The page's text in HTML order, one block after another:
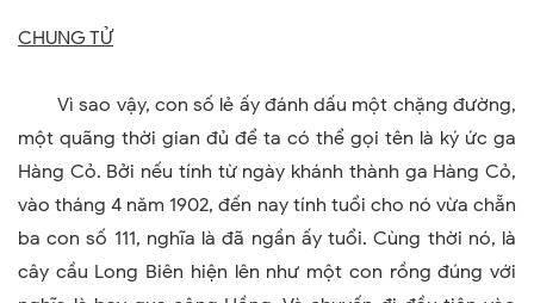
CHUNG TỬ
Vì sao vậy, con số lẻ ấy đánh dấu một chặng đường,
một quãng thời gian đủ để ta có thể gọi tên là ký ức ga
Hàng Cỏ. Bởi nếu tính từ ngày khánh thành ga Hàng Cỏ,
vào tháng 4 năm 1902, đến nay tính tuổi cho nó vừa chẵn
ba con số 111, nghĩa là đã ngần ấy tuổi. Cùng thời nó, là
cây cầu Long Biên hiện lên như một con rồng đúng với